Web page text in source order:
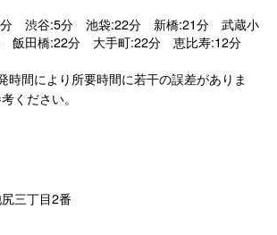
渋谷:5分 池袋:22分 新橋:21分 武蔵小
飯田橋:22分 大手町:22分 恵比寿:12分
時間により所要時間に若干の誤差がありま
ください。
三丁目2番